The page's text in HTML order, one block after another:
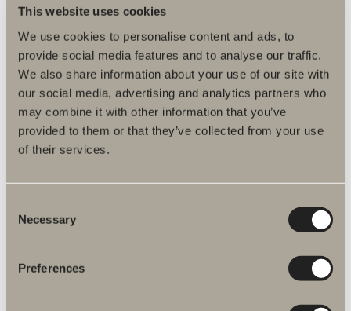
This website uses cookies
We use cookies to personalise content and ads, to
provide social media features and to analyse our traffic.
We also share information about your use of our site with
our social media, advertising and analytics partners who
may combine it with other information that you’ve
provided to them or that they’ve collected from your use
of their services.
Selection
Necessary
Preferences